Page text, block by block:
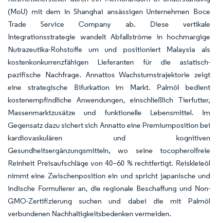
(MoU) mit dem in Shanghai ansässigen Unternehmen Boce
Trade Service Company ab. Diese vertikale
Integrationsstrategie wandelt Abfallströme in hochmargige
Nutrazeutika-Rohstoffe um und positioniert Malaysia als
kostenkonkurrenzfähigen Lieferanten für die asiatisch-
pazifische Nachfrage. Annattos Wachstumstrajektorie zeigt
eine strategische Bifurkation im Markt. Palmöl bedient
kostenempfindliche Anwendungen, einschließlich Tierfutter,
Massenmarktzusätze und funktionelle Lebensmittel. Im
Gegensatz dazu sichert sich Annatto eine Premiumposition bei
kardiovaskulären und kognitiven
Gesundheitsergänzungsmitteln, wo seine tocopherolfreie
Reinheit Preisaufschläge von 40–60 % rechtfertigt. Reiskleieöl
nimmt eine Zwischenposition ein und spricht japanische und
indische Formulierer an, die regionale Beschaffung und Non-
GMO-Zertifizierung suchen und dabei die mit Palmöl
verbundenen Nachhaltigkeitsbedenken vermeiden.